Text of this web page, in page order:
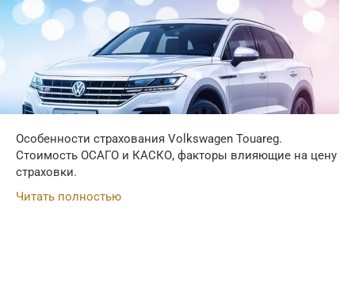
Особенности страхования Volkswagen Touareg.
Стоимость ОСАГО и КАСКО, факторы влияющие на цену
страховки.
Читать полностью